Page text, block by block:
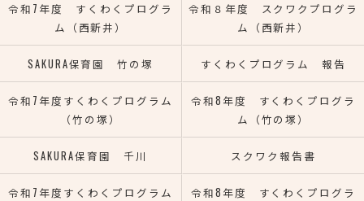
令和7年度 すくわくプログラ
ム（西新井）
令和８年度 スクワクプログラ
ム（西新井）
SAKURA保育園 竹の塚 すくわくプログラム 報告
令和7年度すくわくプログラム
（竹の塚）
令和8年度 すくわくプログラ
ム（竹の塚）
SAKURA保育園 千川 スクワク報告書
令和7年度すくわくプログラム
令和8年度 すくわくプログラ